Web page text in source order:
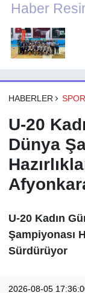
Haber
HABERLER SPOR
U-20
Dünya
U-20 Kadın
Şampiyonası
Sürdürüyor
2026-08-05